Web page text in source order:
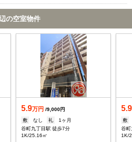
の空室物件
5.9万円 /9,000円
敷
なし 礼
1ヶ月
谷町九丁目駅 徒歩7分
1K/25.16㎡
5.9
敷
谷町
1K/